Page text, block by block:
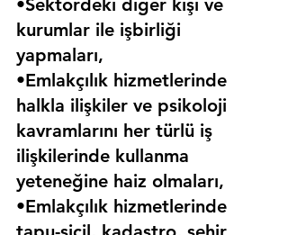
•Sektördeki diğer kişi ve
kurumlar ile işbirliği
yapmaları,
•Emlakçılık hizmetlerinde
halkla ilişkiler ve psikoloji
kavramlarını her türlü iş
ilişkilerinde kullanma
yeteneğine haiz olmaları,
•Emlakçılık hizmetlerinde